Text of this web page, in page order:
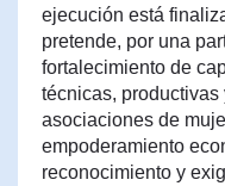
ejecución está
pretende, por una
fortalecimiento de
técnicas,
asociaciones de
empoderamiento
reconocimiento y